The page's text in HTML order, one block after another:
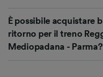
È possibile acquistare
ritorno per il treno
Mediopadana - Parma?